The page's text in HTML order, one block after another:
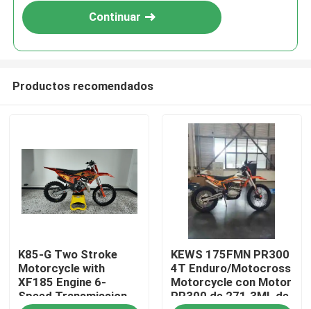
Hogar
Productos
Sobre nosotros
Continuar
Productos recomendados
K85-G Two Stroke
Motorcycle with
XF185 Engine 6-
Speed Transmission
KEWS 175FMN PR300
4T Enduro/Motocross
Motorcycle con Motor
PR300 de 271.3ML de